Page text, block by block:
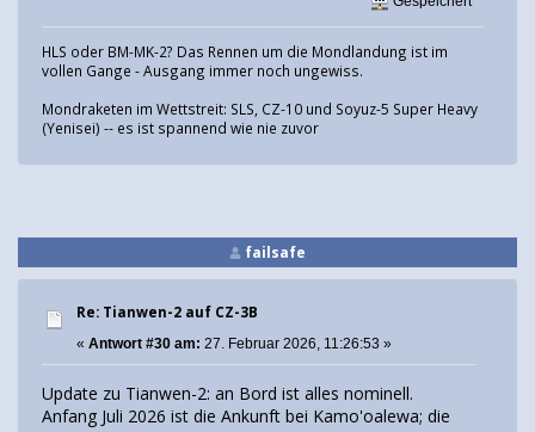
HLS oder BM-MK-2? Das Rennen um die Mondlandung ist im
vollen Gange - Ausgang immer noch ungewiss.
Mondraketen im Wettstreit: SLS, CZ-10 und Soyuz-5 Super Heavy
(Yenisei) -- es ist spannend wie nie zuvor
failsafe
Re: Tianwen-2 auf CZ-3B
« Antwort #30 am: 27. Februar 2026, 11:26:53 »
Update zu Tianwen-2: an Bord ist alles nominell.
Anfang Juli 2026 ist die Ankunft bei Kamo'oalewa; die